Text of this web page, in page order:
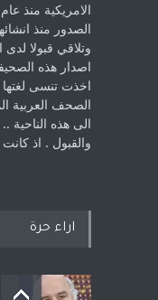
الصدور منذ
‏وتلاقي قبولا
اصدار هذه
اخذت ‏تنسى لغتها
الصحف العربية
الى هذه الناحية
والقبول . اذ
اراء حرة